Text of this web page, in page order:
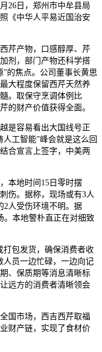
26日，郑州市中牟县局
《中华人平易近国治安
芹产物，口感醇厚、芹
剂，部门产物还科学搭
的焦点。公司董事长黄思
大程度保留西芹天然养
。取保守烹调体例比
的财产价值获得全面。
是容易看出大国线号正
工智能”峰会就是这么回
合宣言上签字，中美两
本地时间15日零时摆
伤。据称，现场或有3人
2人受伤环境不明。据
。本地警朴直正在对细致
包发货，确保消费者收
人员一边忙碌，一边向记
、保质期等消息清晰标
远方的消费者清晰领会
国市场，西吉西芹取福
财产链，实现了食材价